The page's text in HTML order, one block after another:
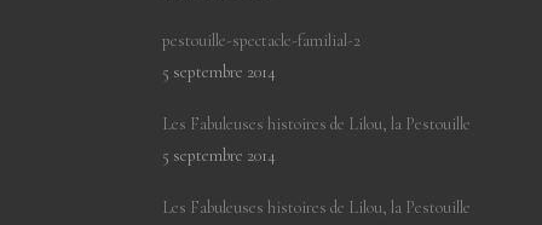
pestouille-spectacle-familial-2
5 septembre 2014
Les Fabuleuses histoires de Lilou, la Pestouille
5 septembre 2014
Les Fabuleuses histoires de Lilou, la Pestouille